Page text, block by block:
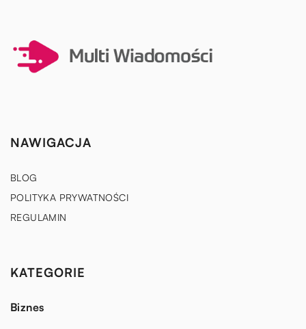
NAWIGACJA
BLOG
POLITYKA PRYWATNOŚCI
REGULAMIN
KATEGORIE
Biznes